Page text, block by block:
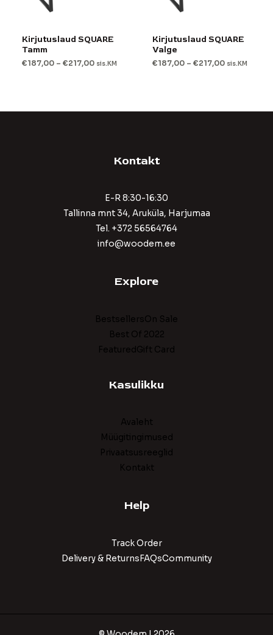
Kirjutuslaud SQUARE
Tamm
€187,00 –€217,00 sis.KM
Kirjutuslaud SQUARE
Valge
€187,00 –€217,00 sis.KM
Kontakt
E-R 8:30-16:30
Tallinna mnt 34, Aruküla, Harjumaa
Tel. +372 56564764
info@woodem.ee
Explore
BestsellersOn Sale
Best Of 2022
FeaturedGift Card
Kasulikku
Avaleht
Müügitingimused
Privaatsusreeglid
Kontakt
Help
Track Order
Delivery & ReturnsFAQsCommunity